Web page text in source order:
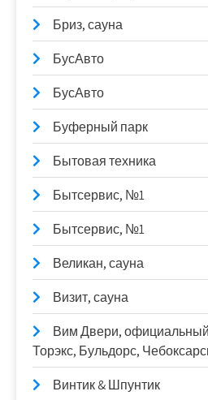
Бриз, сауна
БусАвто
БусАвто
Буферный парк
Бытовая техника
Бытсервис, №1
Бытсервис, №1
Великан, сауна
Визит, сауна
Вим Двери,
Торэкс, Бульдорс,
Винтик & Шпунтик